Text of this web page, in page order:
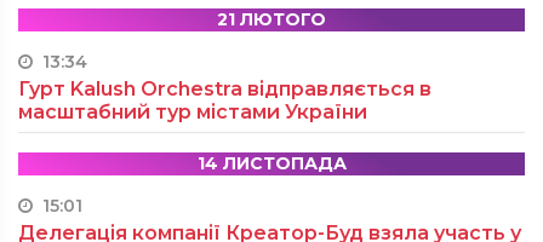
21 ЛЮТОГО
13:34
Гурт Kalush Orchestra відправляється в
масштабний тур містами України
14 ЛИСТОПАДА
15:01
Делегація компанії Креатор-Буд взяла участь у